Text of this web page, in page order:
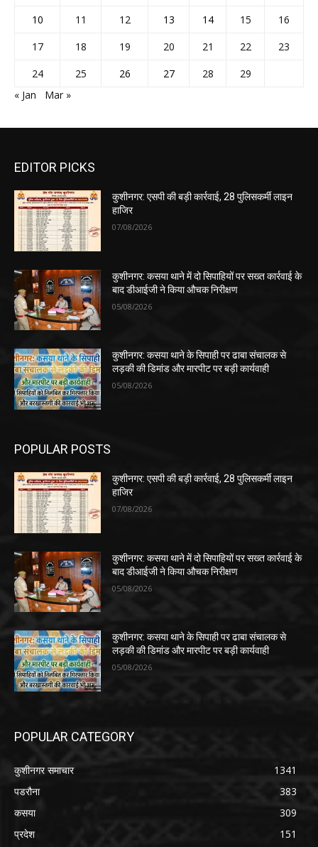
10
11 12 13 14 15
16
17
18 19 20 21 22
23
24
25 26 27 28
29
« Jan
Mar »
EDITOR PICKS
कुशीनगर: एसपी की बड़ी कार्रवाई, 28 पुलिसकर्मी लाइन
हाजिर
07/08/2026
कुशीनगर: कसया थाने में दो सिपाहियों पर सख्त कार्रवाई के
बाद डीआईजी ने किया औचक निरीक्षण
05/08/2026
कुशीनगर: कसया थाने के सिपाही पर ढाबा संचालक से
लड़की की डिमांड और मारपीट पर बड़ी कार्यवाही
05/08/2026
POPULAR POSTS
कुशीनगर: एसपी की बड़ी कार्रवाई, 28 पुलिसकर्मी लाइन
हाजिर
07/08/2026
कुशीनगर: कसया थाने में दो सिपाहियों पर सख्त कार्रवाई के
बाद डीआईजी ने किया औचक निरीक्षण
05/08/2026
कुशीनगर: कसया थाने के सिपाही पर ढाबा संचालक से
लड़की की डिमांड और मारपीट पर बड़ी कार्यवाही
05/08/2026
POPULAR CATEGORY
कुशीनगर समाचार
1341
पडरौना
383
कसया
309
प्रदेश
151